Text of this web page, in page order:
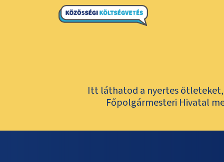
Itt láthatod a nyertes ötleteket,
Főpolgármesteri Hivatal